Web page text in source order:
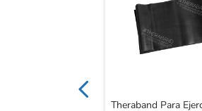
Theraband Para